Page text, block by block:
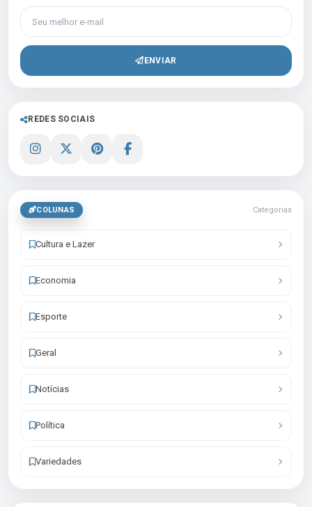
Seu melhor e-mail
ENVIAR
REDES SOCIAIS
COLUNAS Categorias
Cultura e Lazer
Economia
Esporte
Geral
Notícias
Política
Variedades